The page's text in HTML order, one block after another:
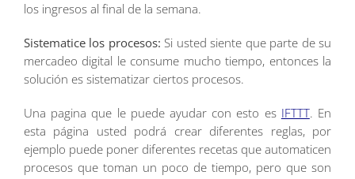
los ingresos al final de la semana.
Sistematice los procesos: Si usted siente que parte de su
mercadeo digital le consume mucho tiempo, entonces la
solución es sistematizar ciertos procesos.
Una pagina que le puede ayudar con esto es IFTTT. En
esta página usted podrá crear diferentes reglas, por
ejemplo puede poner diferentes recetas que automaticen
procesos que toman un poco de tiempo, pero que son